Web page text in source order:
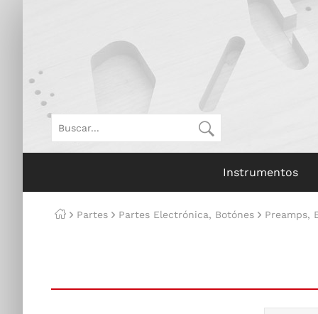
Instrumentos
Partes Partes Electrónica, Botónes Preamps,